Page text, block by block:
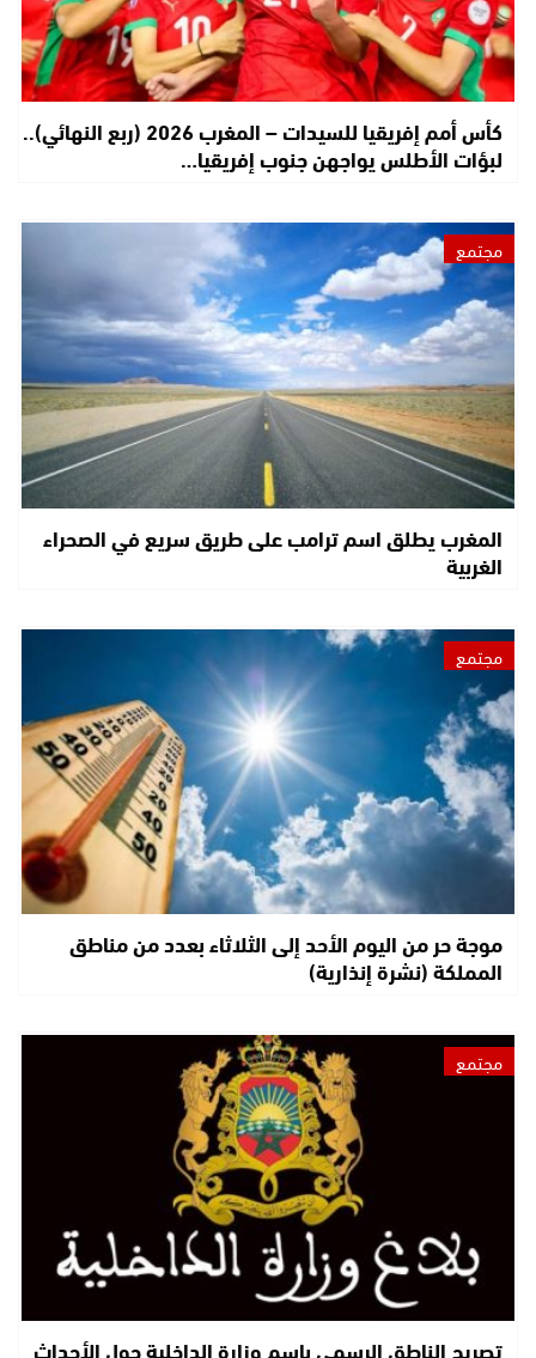
كأس أمم إفريقيا للسيدات – المغرب 2026 (ربع النهائي)..
لبؤات الأطلس يواجهن جنوب إفريقيا…
مجتمع
المغرب يطلق اسم ترامب على طريق سريع في الصحراء
الغربية
مجتمع
موجة حر من اليوم الأحد إلى الثلاثاء بعدد من مناطق
المملكة (نشرة إنذارية)
مجتمع
تصريح الناطق الرسمي باسم وزارة الداخلية حول الأحداث